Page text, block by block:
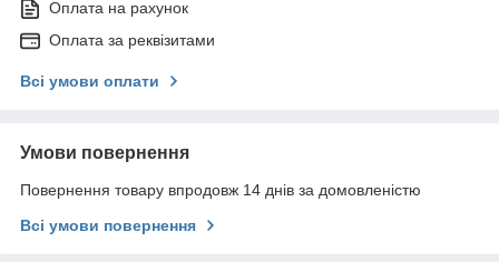
Оплата на рахунок
Оплата за реквізитами
Всі умови оплати
Умови повернення
Повернення товару впродовж 14 днів за домовленістю
Всі умови повернення